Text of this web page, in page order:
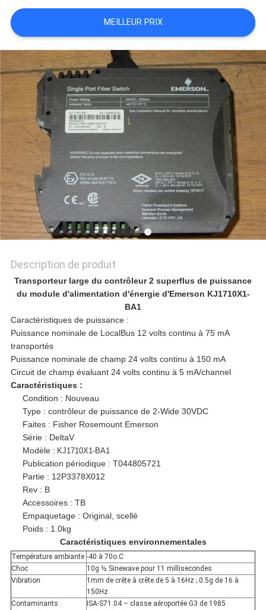
TOUS
LES
CAS
DEMANDE
DE
SOUMISSION
PLAN
DU
SITE
POLITIQUE
EN
MATIÈRE
PROTECTION
VIE
PRIVÉE
MEILLEUR PRIX
Description de produit
Transporteur large du contrôleur 2 superflus de puissance
du module d'alimentation d'énergie d'Emerson KJ1710X1-
BA1
Caractéristiques de puissance :
Puissance nominale de LocalBus 12 volts continu à 75 mA
transportés
Puissance nominale de champ 24 volts continu à 150 mA
Circuit de champ évaluant 24 volts continu à 5 mA/channel
Caractéristiques :
Condition : Nouveau
Type : contrôleur de puissance de 2-Wide 30VDC
Faites : Fisher Rosemount Emerson
Série : DeltaV
Modèle : KJ1710X1-BA1
Publication périodique : T044805721
Partie : 12P3378X012
Rev : B
Accessoires : TB
Empaquetage : Original, scellé
Poids : 1.0kg
Caractéristiques environnementales
Température ambiante -40 à 70o C
Choc
10g ½ Sinewave pour 11 millisecondes
Vibration
1mm de crête à crête de 5 à 16Hz ; 0.5g de 16 à
150Hz
Contaminants
ISA-S71.04 – classe aéroportée G3 de 1985